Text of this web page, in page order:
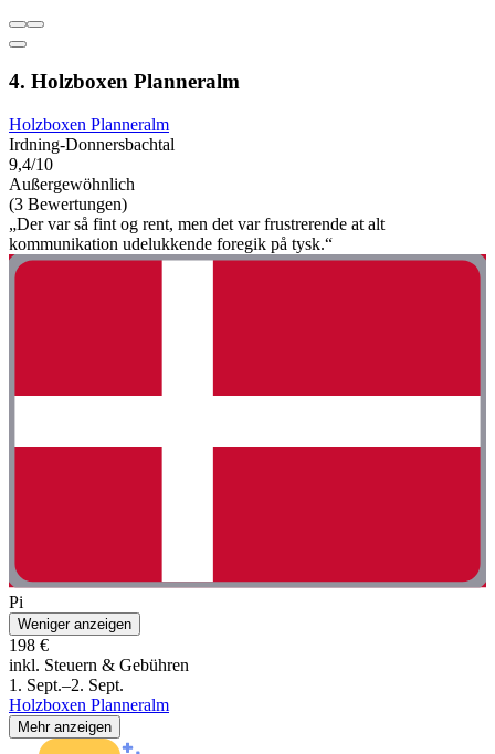
4. Holzboxen Planneralm
Holzboxen Planneralm
Irdning-Donnersbachtal
9,4/10
Außergewöhnlich
(3 Bewertungen)
„Der var så fint og rent, men det var frustrerende at alt
kommunikation udelukkende foregik på tysk.“
Pi
Weniger anzeigen
198 €
inkl. Steuern & Gebühren
1. Sept.–2. Sept.
Holzboxen Planneralm
Mehr anzeigen